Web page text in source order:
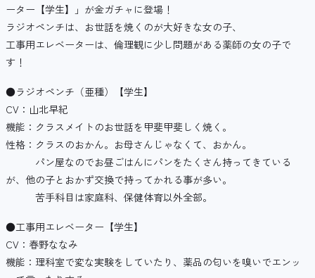
ーター【学生】」が金ガチャに登場！
ラジオペンチは、お世話を焼くのが大好きな女の子、
工事用エレベーターは、倫理観に少し問題がある薬師の女の子で
す！
●ラジオペンチ（亜種）【学生】
CV：山北早紀
機能：クラスメイトのお世話を甲斐甲斐しく焼く。
性格：クラスのおかん。お母さんじゃなくて、おかん。
パン屋なのでお昼ごはんにパンをたくさん持ってきている
が、他の子とおかず交換で持ってかれる事が多い。
苦手科目は家庭科、保健体育以外全部。
●工事用エレベーター【学生】
CV：春野ななみ
機能：理科室で変な実験をしていたり、薬品の匂いを嗅いでエンッ